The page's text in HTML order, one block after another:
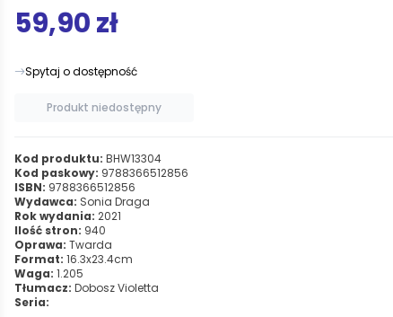
59,90 zł
Spytaj o dostępność
Produkt niedostępny
Kod produktu: BHW13304
Kod paskowy: 9788366512856
ISBN: 9788366512856
Wydawca: Sonia Draga
Rok wydania: 2021
Ilość stron: 940
Oprawa: Twarda
Format: 16.3x23.4cm
Waga: 1.205
Tłumacz: Dobosz Violetta
Seria: